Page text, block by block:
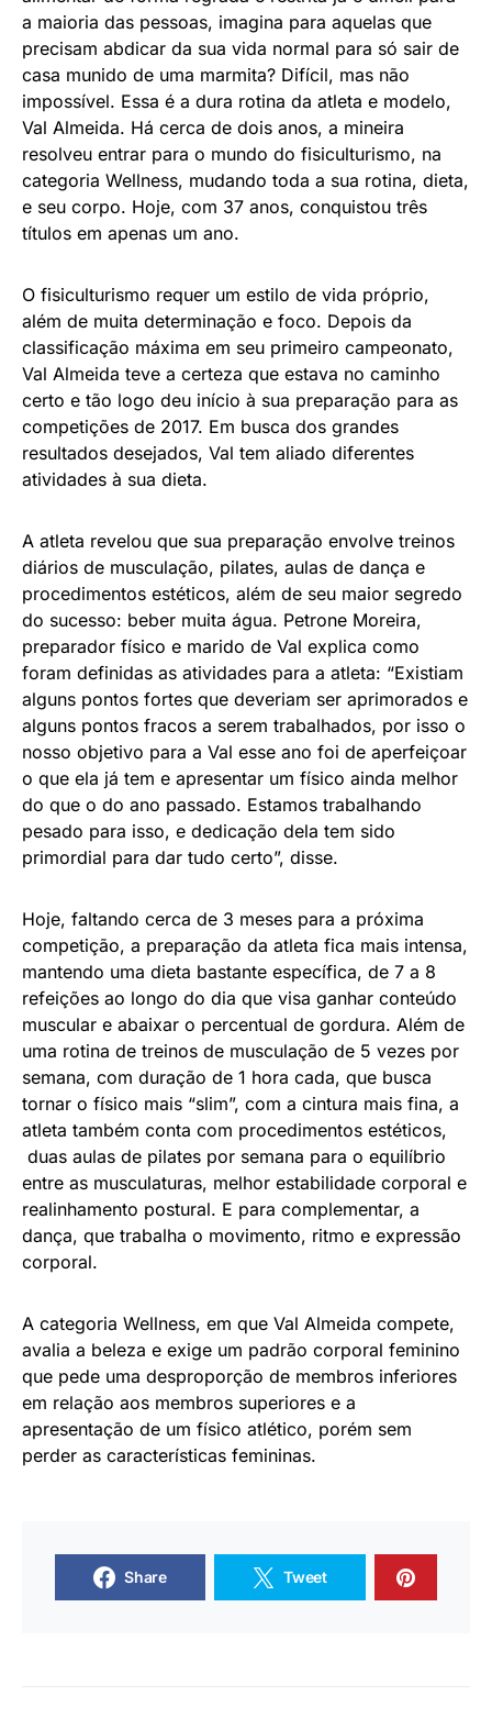
a maioria das pessoas, imagina para aquelas que
precisam abdicar da sua vida normal para só sair de
casa munido de uma marmita? Difícil, mas não
impossível. Essa é a dura rotina da atleta e modelo,
Val Almeida. Há cerca de dois anos, a mineira
resolveu entrar para o mundo do fisiculturismo, na
categoria Wellness, mudando toda a sua rotina, dieta,
e seu corpo. Hoje, com 37 anos, conquistou três
títulos em apenas um ano.
O fisiculturismo requer um estilo de vida próprio,
além de muita determinação e foco. Depois da
classificação máxima em seu primeiro campeonato,
Val Almeida teve a certeza que estava no caminho
certo e tão logo deu início à sua preparação para as
competições de 2017. Em busca dos grandes
resultados desejados, Val tem aliado diferentes
atividades à sua dieta.
A atleta revelou que sua preparação envolve treinos
diários de musculação, pilates, aulas de dança e
procedimentos estéticos, além de seu maior segredo
do sucesso: beber muita água. Petrone Moreira,
preparador físico e marido de Val explica como
foram definidas as atividades para a atleta: “Existiam
alguns pontos fortes que deveriam ser aprimorados e
alguns pontos fracos a serem trabalhados, por isso o
nosso objetivo para a Val esse ano foi de aperfeiçoar
o que ela já tem e apresentar um físico ainda melhor
do que o do ano passado. Estamos trabalhando
pesado para isso, e dedicação dela tem sido
primordial para dar tudo certo”, disse.
Hoje, faltando cerca de 3 meses para a próxima
competição, a preparação da atleta fica mais intensa,
mantendo uma dieta bastante específica, de 7 a 8
refeições ao longo do dia que visa ganhar conteúdo
muscular e abaixar o percentual de gordura. Além de
uma rotina de treinos de musculação de 5 vezes por
semana, com duração de 1 hora cada, que busca
tornar o físico mais “slim”, com a cintura mais fina, a
atleta também conta com procedimentos estéticos,
duas aulas de pilates por semana para o equilíbrio
entre as musculaturas, melhor estabilidade corporal e
realinhamento postural. E para complementar, a
dança, que trabalha o movimento, ritmo e expressão
corporal.
A categoria Wellness, em que Val Almeida compete,
avalia a beleza e exige um padrão corporal feminino
que pede uma desproporção de membros inferiores
em relação aos membros superiores e a
apresentação de um físico atlético, porém sem
perder as características femininas.
Share Tweet